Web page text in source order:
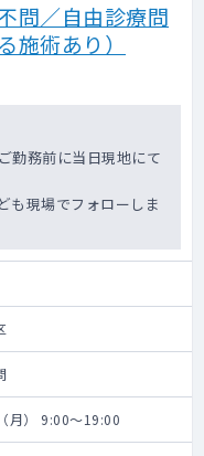
問／自由診療問
施術あり）
勤務前に当日現地にて
も現場でフォローしま
月） 9:00～19:00